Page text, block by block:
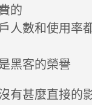
的
人數和使用率
黑客的榮譽
有甚麼直接的